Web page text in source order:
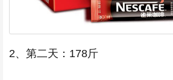
2、第二天：178斤